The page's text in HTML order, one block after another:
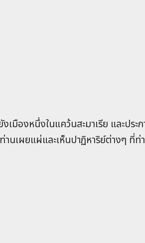
เมืองหนึ่งในแคว้นสะมาเรีย และปร
นเผยแผ่และเห็นปาฏิหาริย์ต่างๆ ที่ท่